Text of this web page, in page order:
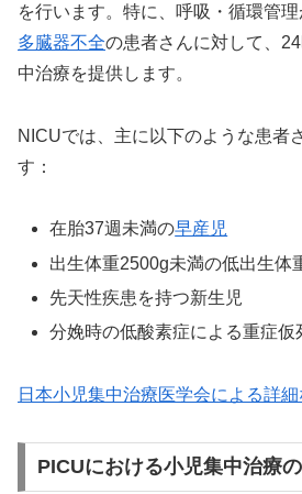
を行います。特に、呼吸・循環管理
多臓器不全の患者さんに対して、
中治療を提供します。
NICUでは、主に以下のような患者
す：
在胎37週未満の早産児
出生体重2500g未満の低出生体
先天性疾患を持つ新生児
分娩時の低酸素症による重症仮
日本小児集中治療医学会による詳
PICUにおける小児集中治療